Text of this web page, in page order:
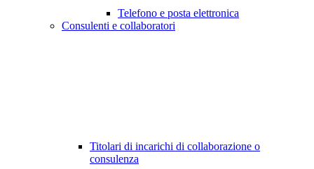
Telefono e posta elettronica
Consulenti e collaboratori
Titolari di incarichi di collaborazione o
consulenza